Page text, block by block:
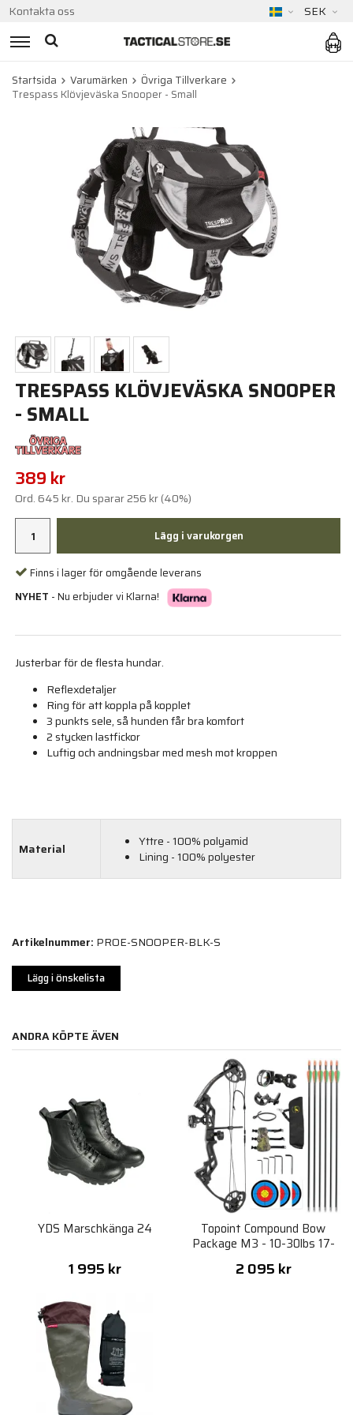
Kontakta oss SEK
Startsida Varumärken
Övriga Tillverkare
Trespass Klövjeväska Snooper - Small
TRESPASS KLÖVJEVÄSKA SNOOPER
- SMALL
389 kr
Ord.645 kr. Du sparar256 kr(40%)
Lägg i varukorgen
Finns i lager för omgående leverans
NYHET - Nu erbjuder vi Klarna!
Justerbar för de flesta hundar.
Reflexdetaljer
Ring för att koppla på kopplet
3 punkts sele, så hunden får bra komfort
2 stycken lastfickor
Luftig och andningsbar med mesh mot kroppen
Material
Yttre - 100% polyamid
Lining - 100% polyester
Artikelnummer: PROE-SNOOPER-BLK-S
Lägg i önskelista
ANDRA KÖPTE ÄVEN
YDS Marschkänga 24
1 995 kr
Topoint Compound Bow
Package M3 - 10-30lbs 17-
27" RH
2 095 kr